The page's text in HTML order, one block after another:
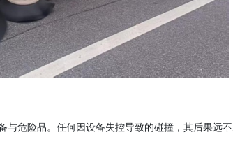
危险品。任何因设备失控导致的碰撞，其后果远不